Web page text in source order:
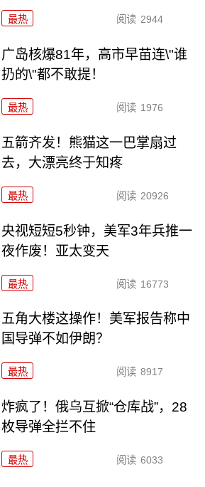
最热 阅读 2944
广岛核爆81年，高市早苗连\"谁
扔的\"都不敢提！
最热 阅读 1976
五箭齐发！熊猫这一巴掌扇过
去，大漂亮终于知疼
最热 阅读 20926
央视短短5秒钟，美军3年兵推一
夜作废！亚太变天
最热 阅读 16773
五角大楼这操作！美军报告称中
国导弹不如伊朗？
最热 阅读 8917
炸疯了！俄乌互掀“仓库战”，28
枚导弹全拦不住
最热 阅读 6033